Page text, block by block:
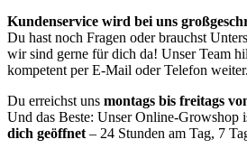
Kundenservice wird bei uns
Du hast noch Fragen oder brauchst
wir sind gerne für dich da! Unser Team
kompetent per E-Mail oder Telefon weiter.
Du erreichst uns montags bis freitags
Und das Beste: Unser Online-Growshop
dich geöffnet – 24 Stunden am Tag, 7